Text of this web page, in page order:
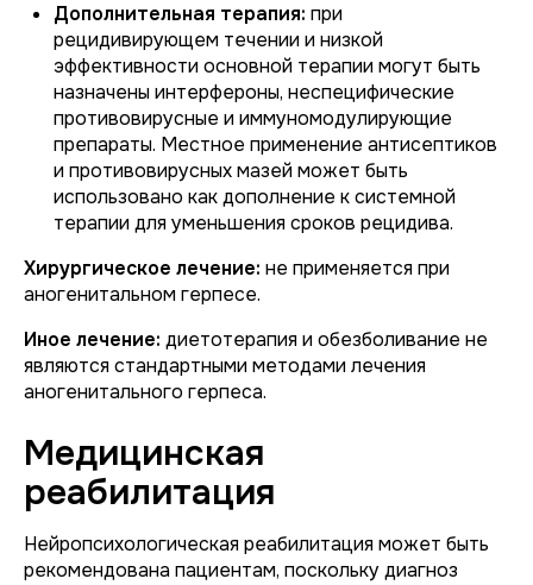
Дополнительная терапия: при
рецидивирующем течении и низкой
эффективности основной терапии могут быть
назначены интерфероны, неспецифические
противовирусные и иммуномодулирующие
препараты. Местное применение антисептиков
и противовирусных мазей может быть
использовано как дополнение к системной
терапии для уменьшения сроков рецидива.
Хирургическое лечение: не применяется при
аногенитальном герпесе.
Иное лечение: диетотерапия и обезболивание не
являются стандартными методами лечения
аногенитального герпеса.
Медицинская
реабилитация
Нейропсихологическая реабилитация может быть
рекомендована пациентам, поскольку диагноз